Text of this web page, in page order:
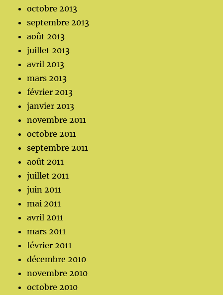
octobre 2013
septembre 2013
août 2013
juillet 2013
avril 2013
mars 2013
février 2013
janvier 2013
novembre 2011
octobre 2011
septembre 2011
août 2011
juillet 2011
juin 2011
mai 2011
avril 2011
mars 2011
février 2011
décembre 2010
novembre 2010
octobre 2010